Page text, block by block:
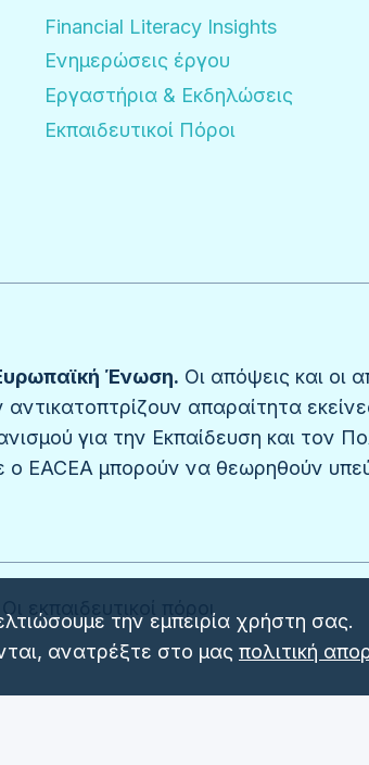
Financial Literacy Insights
Ενημερώσεις έργου
Εργαστήρια & Εκδηλώσεις
Εκπαιδευτικοί Πόροι
Ένωση. Οι απόψεις και οι
απαραίτητα
για την Εκπαίδευση και τον
EACEA μπορούν να θεωρηθούν
εκπαιδευτικοί πόροι
την εμπειρία χρήστη σας.
ανατρέξτε στο μας πολιτική